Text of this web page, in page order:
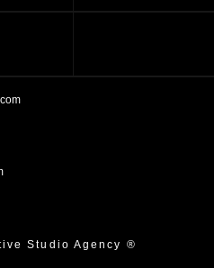
Studio Agency ®